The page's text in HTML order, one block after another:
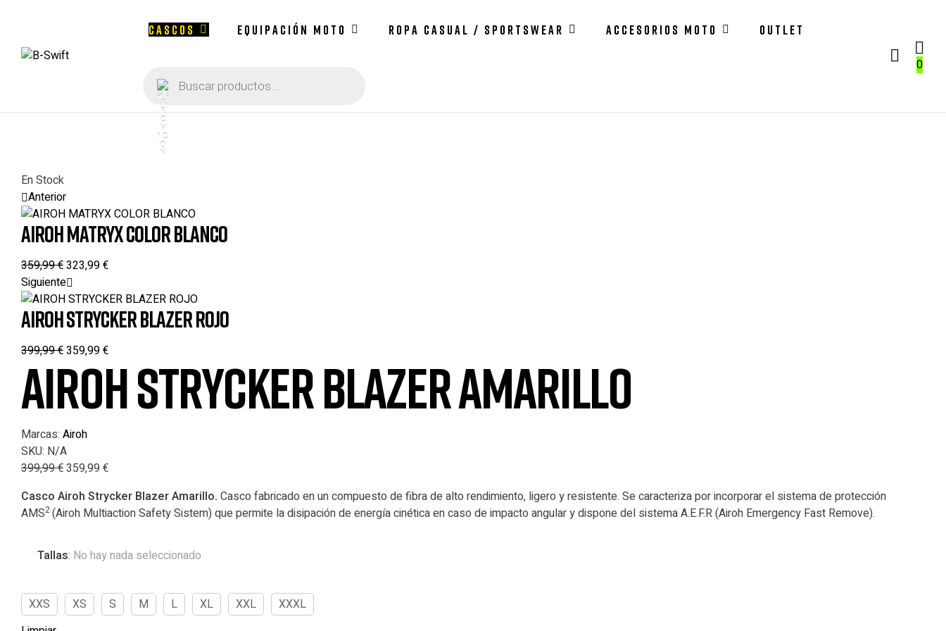
Swift
CASCOS EQUIPACIÓN MOTO ROPA CASUAL / SPORTSWEAR ACCESORIOS MOTO OUTLET
productos
0
En Stock
Anterior
AIROH MATRYX COLOR BLANCO
359,99€323,99€
Siguiente
AIROH STRYCKER BLAZER ROJO
399,99€359,99€
AIROH STRYCKER BLAZER AMARILLO
Marcas: Airoh
SKU: N/A
399,99€359,99 €
Casco Airoh Strycker BlazerAmarillo. Casco fabricado en un compuesto de fibra de alto rendimiento, ligero y resistente. Se caracteriza por incorporar el sistema de protección
AMS2(Airoh Multiaction Safety Sistem) que permite la disipación de energía cinética en caso de impacto angular y dispone del sistema A.E.F.R (Airoh Emergency Fast Remove).
Tallas: No hay nada seleccionado
XXS XS S M L XL XXL
XXXL